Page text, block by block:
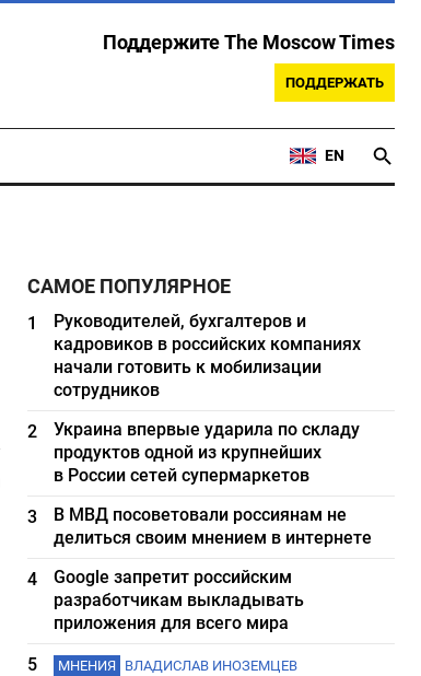
Поддержите The Moscow Times
ПОДДЕРЖАТЬ
EN
САМОЕ ПОПУЛЯРНОЕ
1
Руководителей, бухгалтеров и
кадровиков в российских компаниях
начали готовить к мобилизации
сотрудников
2
Украина впервые ударила по складу
продуктов одной из крупнейших
в России сетей супермаркетов
3
В МВД посоветовали россиянам не
делиться своим мнением в интернете
4
Google запретит российским
разработчикам выкладывать
приложения для всего мира
5
МНЕНИЯ ВЛАДИСЛАВ ИНОЗЕМЦЕВ